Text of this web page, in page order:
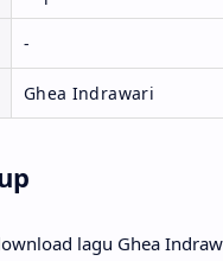
-
Ghea Indrawari
lagu Ghea